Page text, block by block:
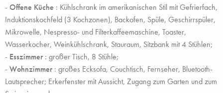
-Offene Küche : Kühlschrank im amerikanischen Stil mit Gefrierfach,
Induktionskochfeld (3 Kochzonen), Backofen, Spüle, Geschirrspüler,
Mikrowelle, Nespresso- und Filterkaffeemaschine, Toaster,
Wasserkocher, Weinkühlschrank, Stauraum, Sitzbank mit 4 Stühlen;
- Esszimmer: großer Tisch, 8 Stühle;
-Wohnzimmer: großes Ecksofa, Couchtisch, Fernseher, Bluetooth-
Lautsprecher; Erkerfenster mit Aussicht, Zugang zum Garten und zum